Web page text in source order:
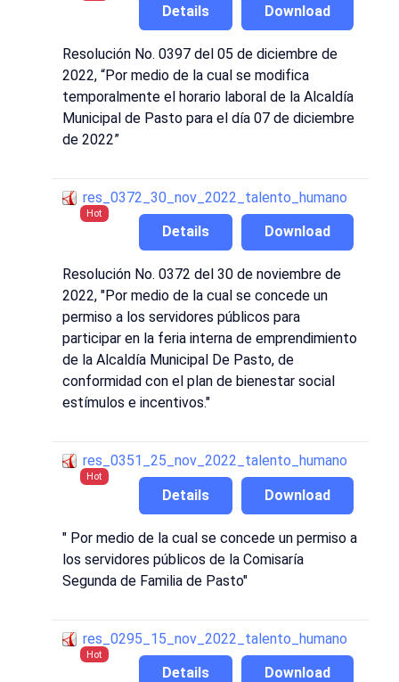
Download
Details
Resolución No. 0397 del 05 de diciembre de
2022, “Por medio de la cual se modifica
temporalmente el horario laboral de la Alcaldía
Municipal de Pasto para el día 07 de diciembre
de 2022”
res_0372_30_nov_2022_talento_humano
Hot
Download
Details
Resolución No. 0372 del 30 de noviembre de
2022, "Por medio de la cual se concede un
permiso a los servidores públicos para
participar en la feria interna de emprendimiento
de la Alcaldía Municipal De Pasto, de
conformidad con el plan de bienestar social
estímulos e incentivos."
res_0351_25_nov_2022_talento_humano
Hot
Download
Details
" Por medio de la cual se concede un permiso a
los servidores públicos de la Comisaría
Segunda de Familia de Pasto"
res_0295_15_nov_2022_talento_humano
Hot
Download
Details